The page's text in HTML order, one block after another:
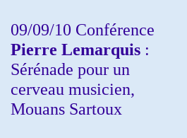
09/09/10 Conférence
Pierre Lemarquis :
Sérénade pour un
cerveau musicien,
Mouans Sartoux